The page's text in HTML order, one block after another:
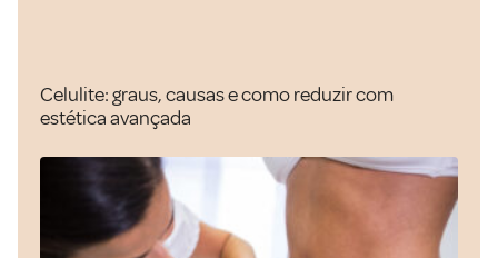
Celulite: graus, causas e como reduzir com
estética avançada